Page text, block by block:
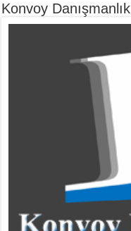
Konvoy Danışmanlık